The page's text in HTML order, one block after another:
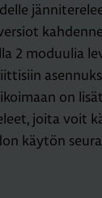
2 moduulia
on
joita voit
käytön